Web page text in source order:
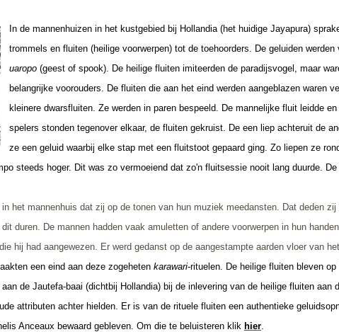
In de mannenhuizen in het kustgebied bij Hollandia (het huidige Jayapura)
trommels en fluiten (heilige voorwerpen) tot de toehoorders. De geluiden
uaropo (geest of spook). De heilige fluiten imiteerden de paradijsvogel, maar
belangrijke voorouders. De fluiten die aan het eind werden aangeblazen waren
kleinere dwarsfluiten. Ze werden in paren bespeeld. De mannelijke fluit leidde
spelers stonden tegenover elkaar, de fluiten gekruist. De een liep achteruit de
ze een geluid waarbij elke stap met een fluitstoot gepaard ging. Zo liepen ze
steeds hoger. Dit was zo vermoeiend dat zo'n fluitsessie nooit lang duurde.
het mannenhuis dat zij op de tonen van hun muziek meedansten. Dat deden
duren. De mannen hadden vaak amuletten of andere voorwerpen in hun
hij had aangewezen. Er werd gedanst op de aangestampte aarden vloer van
een eind aan deze zogeheten karawari-rituelen. De heilige fluiten bleven
de Jautefa-baai (dichtbij Hollandia) bij de inlevering van de heilige fluiten aan
attributen achter hielden. Er is van de rituele fluiten een authentieke
Anceaux bewaard gebleven. Om die te beluisteren klik hier